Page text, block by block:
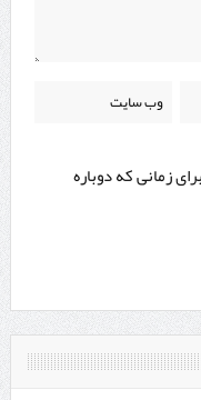
زمانی که دوباره